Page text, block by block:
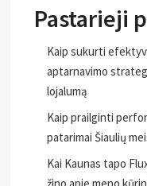
Pastarieji
Kaip sukurti
aptarnavimo
lojalumą
Kaip prailginti
patarimai Šiaulių
Kai Kaunas tapo
žino apie meno